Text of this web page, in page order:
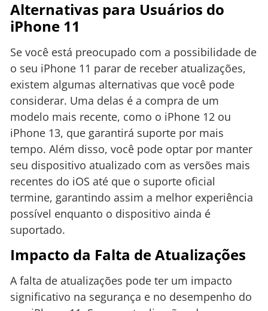
Alternativas para Usuários do
iPhone 11
Se você está preocupado com a possibilidade de
o seu iPhone 11 parar de receber atualizações,
existem algumas alternativas que você pode
considerar. Uma delas é a compra de um
modelo mais recente, como o iPhone 12 ou
iPhone 13, que garantirá suporte por mais
tempo. Além disso, você pode optar por manter
seu dispositivo atualizado com as versões mais
recentes do iOS até que o suporte oficial
termine, garantindo assim a melhor experiência
possível enquanto o dispositivo ainda é
suportado.
Impacto da Falta de Atualizações
A falta de atualizações pode ter um impacto
significativo na segurança e no desempenho do